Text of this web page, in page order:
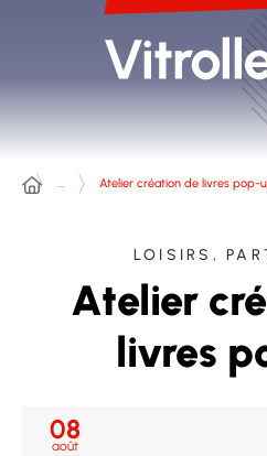
… Atelier création de livres pop-
LOISIRS,
Atelier
livres
08
août